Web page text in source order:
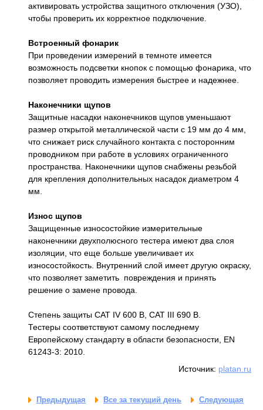
активировать устройства защитного отключения (УЗО),
чтобы проверить их корректное подключение.
Встроенный фонарик
При проведении измерений в темноте имеется
возможность подсветки кнопок с помощью фонарика, что
позволяет проводить измерения быстрее и надежнее.
Наконечники щупов
Защитные насадки наконечников щупов уменьшают
размер открытой металлической части с 19 мм до 4 мм,
что снижает риск случайного контакта с посторонним
проводником при работе в условиях ограниченного
пространства. Наконечники щупов снабжены резьбой
для крепления дополнительных насадок диаметром 4
мм.
Износ щупов
Защищенные износостойкие измерительные
наконечники двухполюсного тестера имеют два слоя
изоляции, что еще больше увеличивает их
износостойкость. Внутренний слой имеет другую окраску,
что позволяет заметить повреждения и принять
решение о замене провода.
Степень защиты CAT IV 600 В, CAT III 690 В.
Тестеры соответствуют самому последнему
Европейскому стандарту в области безопасности, EN
61243-3: 2010.
Источник: platan.ru
Предыдущая Все за текущий день Следующая